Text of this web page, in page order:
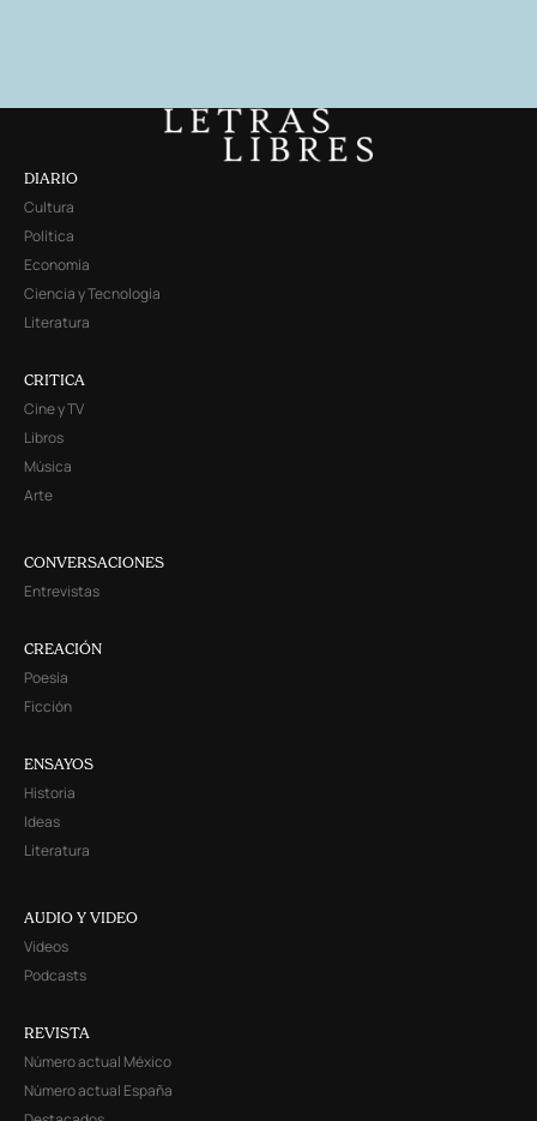
DIARIO
Cultura
Política
Economía
Ciencia y Tecnología
Literatura
CRITICA
Cine y TV
Libros
Música
Arte
CONVERSACIONES
Entrevistas
CREACIÓN
Poesía
Ficción
ENSAYOS
Historia
Ideas
Literatura
AUDIO Y VIDEO
Videos
Podcasts
REVISTA
Número actual México
Número actual España